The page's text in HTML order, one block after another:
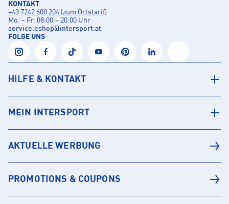
KONTAKT
+43 7242 600 204 (zum Ortstarif)
Mo. – Fr. 08:00 – 20:00 Uhr
service.eshop@intersport.at
FOLGE UNS
HILFE & KONTAKT
MEIN INTERSPORT
AKTUELLE WERBUNG
PROMOTIONS & COUPONS